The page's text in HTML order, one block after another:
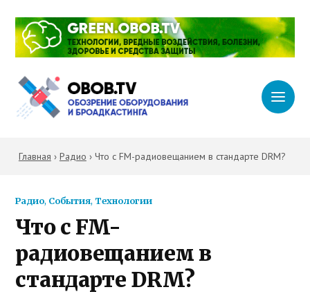
Главная › Радио › Что с FM-радиовещанием в стандарте DRM?
Радио, События, Технологии
Что с FM-
радиовещанием в
стандарте DRM?